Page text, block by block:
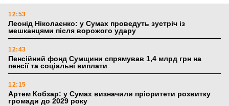
12:53
Леонід Ніколаєнко: у Сумах проведуть зустріч із
мешканцями після ворожого удару
12:43
Пенсійний фонд Сумщини спрямував 1,4 млрд грн на
пенсії та соціальні виплати
12:15
Артем Кобзар: у Сумах визначили пріоритети розвитку
громади до 2029 року